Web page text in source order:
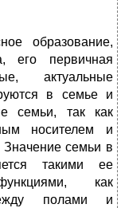
образование,
его первичная
актуальные
в семье и
семьи, так как
носителем и
Значение семьи в
такими ее
как
полами и